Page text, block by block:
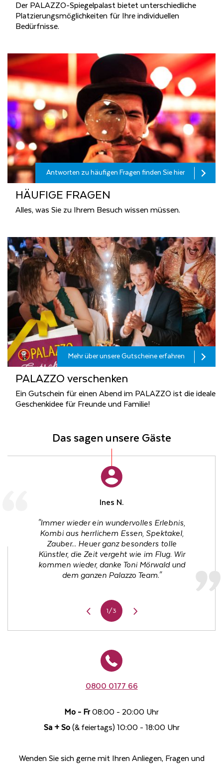
Der PALAZZO-Spiegelpalast bietet unterschiedliche
Platzierungsmöglichkeiten für Ihre individuellen
Bedürfnisse.
Antworten zu häufigen Fragen finden Sie hier
HÄU­FI­GE FRA­GEN
Alles, was Sie zu Ihrem Besuch wissen müssen.
Mehr über unsere Gutscheine erfahren
PA­LAZ­ZO ver­schen­ken
Ein Gutschein für einen Abend im PALAZZO ist die ideale
Geschenkidee für Freunde und Familie!
Das sagen unsere Gäste
1/3
Ines N.
"Immer wieder ein wundervolles Erlebnis,
Kombi aus herrlichem Essen, Spektakel,
Zauber... Heuer ganz besonders tolle
Künstler, die Zeit vergeht wie im Flug. Wir
kommen wieder, danke Toni Mörwald und
dem ganzen Palazzo Team."
Manuel K.
"Tolle Location, unfassbare Show, köstliches
Essen und großartiger Service. Ein Erlebnis,
das in Erinnerung bleibt!"
Jürgen A.
"Eine sehr unterhaltsame Show mit viele
spektakulären Momenten, sehr viel zu
lachen. [...] Abgerundet wird der Abend dann
noch mit tollem Essen, serviert von sehr
zuvorkommendem und
freundlichem Personal. Wir waren durch und
0800 0177 66
Mo - Fr08:00 - 20:00 Uhr
Sa + So(& feiertags) 10:00 - 18:00 Uhr
Wenden Sie sich gerne mit Ihren Anliegen, Fragen und